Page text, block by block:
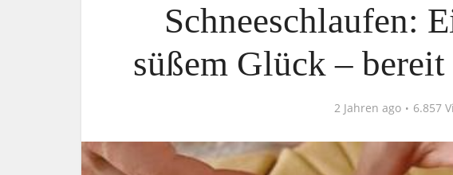
Schneeschlaufen:
süßem Glück –
2 Jahren ago 6.857